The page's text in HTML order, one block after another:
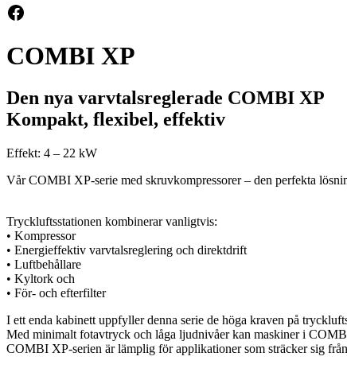
Facebook
COMBI XP
Den nya varvtalsreglerade COMBI XP
Kompakt, flexibel, effektiv
Effekt: 4 – 22 kW
Vår COMBI XP-serie med skruvkompressorer – den perfekta
Tryckluftsstationen kombinerar vanligtvis:
• Kompressor
• Energieffektiv varvtalsreglering och direktdrift
• Luftbehållare
• Kyltork och
• För- och efterfilter
I ett enda kabinett uppfyller denna serie de höga kraven på
Med minimalt fotavtryck och låga ljudnivåer kan maskiner i
COMBI XP-serien är lämplig för applikationer som sträcker sig